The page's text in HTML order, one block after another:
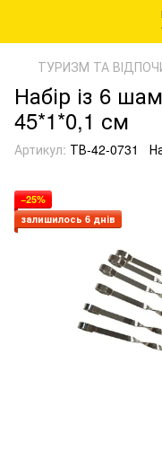
ТУРИЗМ ТА
Набір із 6
45*1*0,1 см
Артикул: ТВ-42-0731
−25%
залишилось 6 днів